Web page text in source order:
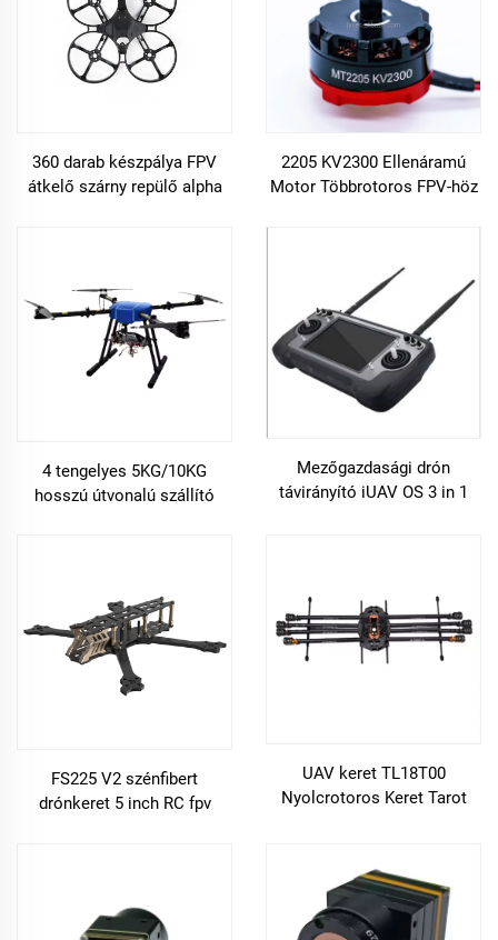
360 darab készpálya FPV
átkelő szárny repülő alpha
2205 KV2300 Ellenáramú
Motor Többrotoros FPV-höz
4 tengelyes 5KG/10KG
hosszú útvonalú szállító
Mezőgazdasági drón
távirányító iUAV OS 3 in 1
FS225 V2 szénfibert
drónkeret 5 inch RC fpv
UAV keret TL18T00
Nyolcrotoros Keret Tarot
1270MM RC FPV drónra